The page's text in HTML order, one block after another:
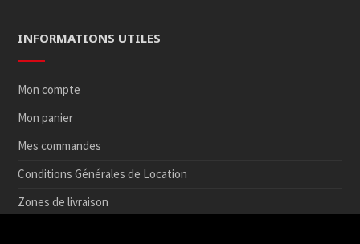
INFORMATIONS UTILES
Mon compte
Mon panier
Mes commandes
Conditions Générales de Location
Zones de livraison